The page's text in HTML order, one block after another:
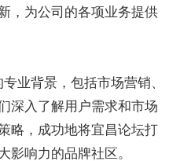
，为公司的各项业务提供
业背景，包括市场营销、
深入了解用户需求和市场
略，成功地将宜昌论坛打
响力的品牌社区。